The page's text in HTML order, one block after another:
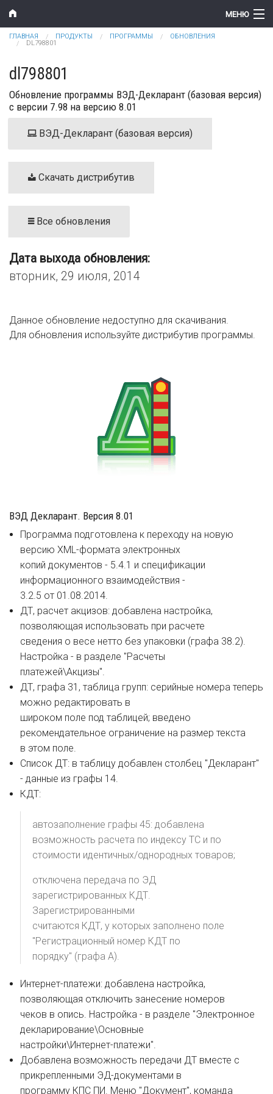
Перейти к основному содержанию
МЕНЮ
Компания
Новости
Продукты
Поддержка
Контакты
Вы здесь
ГЛАВНАЯ ПРОДУКТЫ ПРОГРАММЫ
ОБНОВЛЕНИЯ
DL798801
dl798801
Обновление программы ВЭД-Декларант (базовая версия)
с версии 7.98 на версию 8.01
ВЭД-Декларант (базовая версия)
Скачать дистрибутив
Все обновления
Дата выхода обновления:
вторник, 29 июля, 2014
Данное обновление недоступно для скачивания.
Для обновления используйте дистрибутив программы.
ВЭД Декларант. Версия 8.01
Программа подготовлена к переходу на новую
версию XML-формата электронных
копий документов - 5.4.1 и спецификации
информационного взаимодействия -
3.2.5 от 01.08.2014.
ДТ, расчет акцизов: добавлена настройка,
позволяющая использовать при расчете
сведения о весе нетто без упаковки (графа 38.2).
Настройка - в разделе "Расчеты
платежей\Акцизы".
ДТ, графа 31, таблица групп: серийные номера теперь
можно редактировать в
широком поле под таблицей; введено
рекомендательное ограничение на размер текста
в этом поле.
Список ДТ: в таблицу добавлен столбец "Декларант"
- данные из графы 14.
КДТ:
автозаполнение графы 45: добавлена
возможность расчета по индексу ТС и по
стоимости идентичных/однородных товаров;
отключена передача по ЭД
зарегистрированных КДТ.
Зарегистрированными
считаются КДТ, у которых заполнено поле
"Регистрационный номер КДТ по
порядку" (графа А).
Интернет-платежи: добавлена настройка,
позволяющая отключить занесение номеров
чеков в опись. Настройка - в разделе "Электронное
декларирование\Основные
настройки\Интернет-платежи".
Добавлена возможность передачи ДТ вместе с
прикрепленными ЭД-документами в
программу КПС ПИ. Меню "Документ", команда